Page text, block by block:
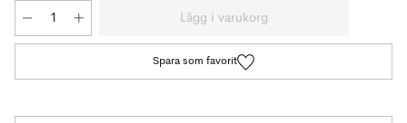
Lägg i varukorg
Spara som favorit